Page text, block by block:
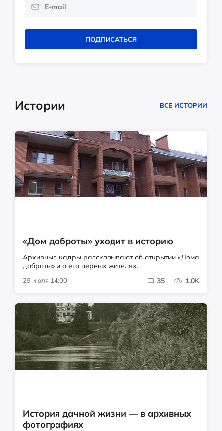
ПОДПИСАТЬСЯ
Истории ВСЕ ИСТОРИИ
«Дом доброты» уходит в историю
Архивные кадры рассказывают об открытии «Дома
доброты» и о его первых жителях.
29 июля 14:00 35 1.0K
История дачной жизни — в архивных
фотографиях